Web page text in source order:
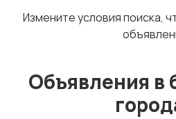
Измените условия поиска,
Объявления в